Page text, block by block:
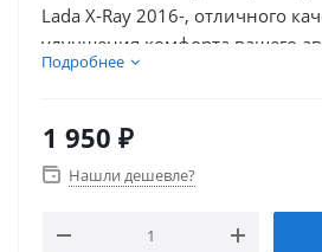
Lada X-Ray 2016-, отличного
улучшения комфорта вашего
нашем каталоге так же
Подробнее
1 950 ₽
Нашли дешевле?